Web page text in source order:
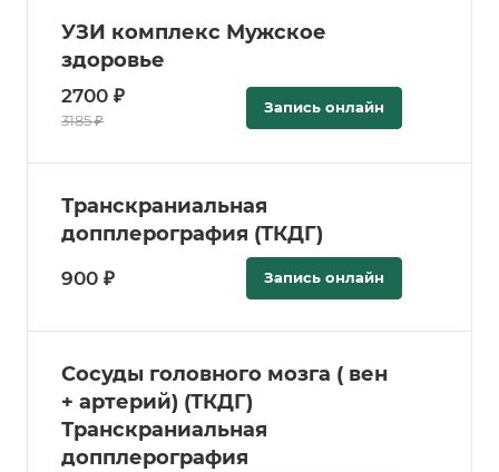
УЗИ комплекс Мужское
здоровье
2700 ₽
3185 ₽
Запись онлайн
Транскраниальная
допплерография (ТКДГ)
900 ₽ Запись онлайн
Сосуды головного мозга ( вен
+ артерий) (ТКДГ)
Транскраниальная
допплерография